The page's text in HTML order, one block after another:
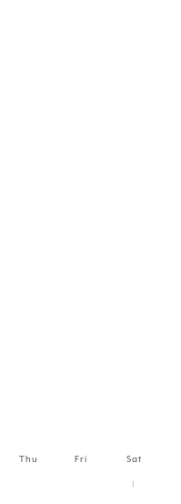
Thu Fri Sat
1